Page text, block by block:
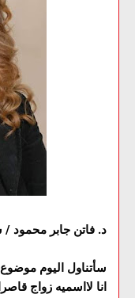
د. فاتن جابر محمود
سأتناول اليوم
انا لااسميه زواج